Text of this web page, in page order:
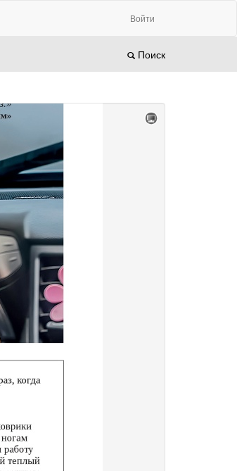
Войти
Поиск